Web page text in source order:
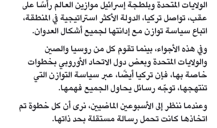
الولايات المتحدة وبلطجة إسرائيل موازين العالم رأسًا على
عقب، تواصل تركيا، الدولة الأكثر استراتيجية في المنطقة،
اتباع سياسة توازن مع إدانتها لجميع أشكال العدوان.
وفي هذه الأجواء، بينما تقوم كل من روسيا والصين
والولايات المتحدة وبعض دول الاتحاد الأوروبي بخطوات
خاصة بها، فإن تركيا أيضًا، عبر سياسة التوازن التي
تنتهجها، توجّه رسائل يحاول الجميع فهمها.
وعندما ننظر إلى الأسبوعين الماضيين، نرى أن كل خطوة تم
اتخاذها كانت تحمل رسالة مستقلة بحد ذاتها.